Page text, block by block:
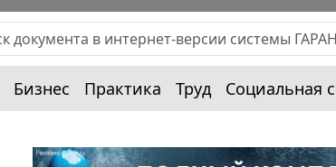
Бизнес Практика Труд Социальная